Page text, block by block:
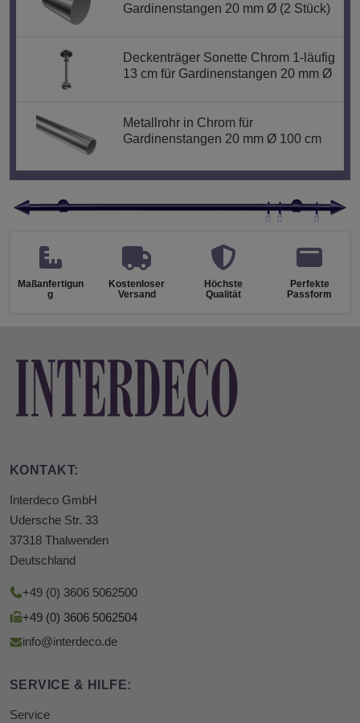
Gardinenstangen 20 mm Ø (2 Stück)
Deckenträger Sonette Chrom 1-läufig
13 cm für Gardinenstangen 20 mm Ø
Metallrohr in Chrom für
Gardinenstangen 20 mm Ø 100 cm
Maßanfertigun
g
Kostenloser
Versand
Höchste
Qualität
Perfekte
Passform
KONTAKT:
Interdeco GmbH
Udersche Str. 33
37318 Thalwenden
Deutschland
+49 (0) 3606 5062500
+49 (0) 3606 5062504
info@interdeco.de
SERVICE & HILFE:
Service